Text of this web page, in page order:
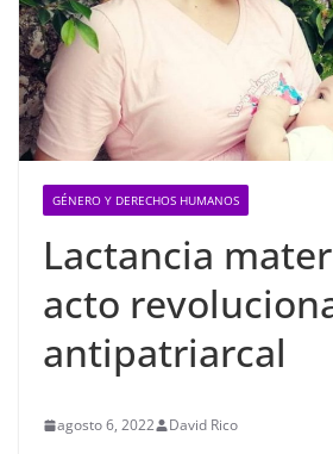
GÉNERO Y DERECHOS HUMANOS
Lactancia
acto
antipatriarcal
agosto 6, 2022 David Rico